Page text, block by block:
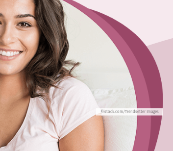
©istock.com/Trendsetter Images